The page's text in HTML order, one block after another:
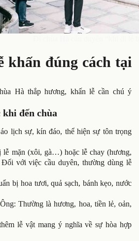
khấn đúng cách tại
Hà thắp hương, khấn lễ cần chú ý
đến chùa
lịch sự, kín đáo, thể hiện sự tôn trọng
lễ mặn (xôi, gà…) hoặc lễ chay (hương,
Đối với việc cầu duyên, thường dùng lễ
bị hoa tươi, quả sạch, bánh kẹo, nước
Thường là hương, hoa, tiền lẻ, oản,
lễ vật mang ý nghĩa về sự hòa hợp